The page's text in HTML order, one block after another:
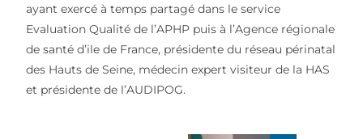
ayant exercé à temps partagé dans le service
Evaluation Qualité de l’APHP puis à l’Agence régionale
de santé d’ile de France, présidente du réseau périnatal
des Hauts de Seine, médecin expert visiteur de la HAS
et présidente de l’AUDIPOG.